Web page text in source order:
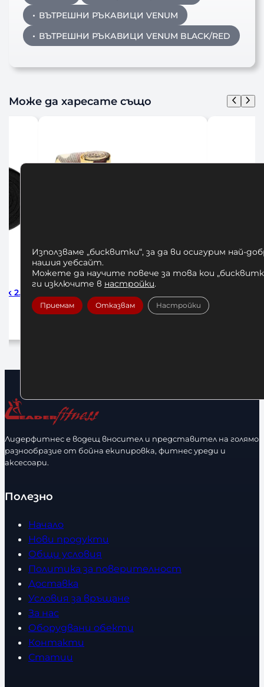
ВЪТРЕШНИ РЪКАВИЦИ VENUM
ВЪТРЕШНИ РЪКАВИЦИ VENUM BLACK/RED
Може да харесате също
2.5м
Camo 250см
Лидерфитнес е водещ вносител и представител на голямо
разнообразие от бойна екипировка, фитнес уреди и
аксесоари.
Полезно
Начало
Нови продукти
Общи условия
Политика за поверителност
Доставка
Условия за връщане
За нас
Оборудвани обекти
Контакти
Статии
Използваме „бисквитки“, за да ви осигурим най-
нашия уебсайт.
Можете да научите повече за това кои
ги изключите в настройки.
Приемам Отказвам Настройки